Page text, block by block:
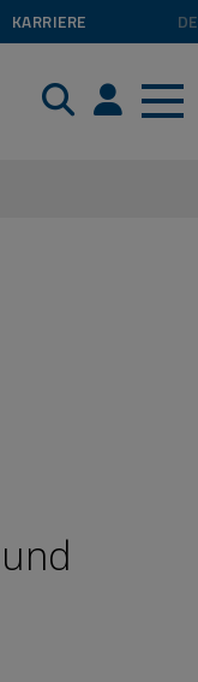
KARRIERE DE
Suche Login /